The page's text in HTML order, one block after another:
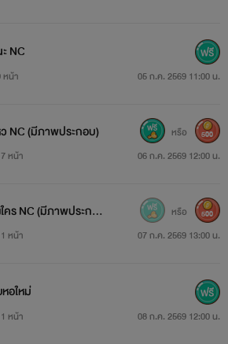
NC
หน้า 05 ก.ค. 2569 11:00 น.
NC (มีภาพประกอบ)
หน้า 06 ก.ค. 2569 12:00 น.
หรือ 500
คร NC (มีภาพประกอ
หน้า 07 ก.ค. 2569 13:00 น.
หรือ 500
อใหม่
หน้า 08 ก.ค. 2569 12:00 น.